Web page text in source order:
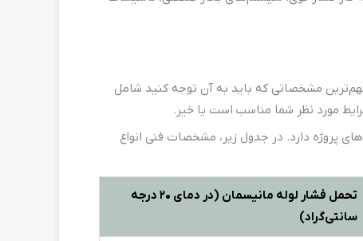
مشخصاتی که باید به آن توجه کنید شامل
مورد نظر شما مناسب است یا خیر.
پروژه دارد. در جدول زیر، مشخصات فنی انواع
تحمل فشار لوله مانیسمان (در دمای 20 درجه
سانتی‌گراد)